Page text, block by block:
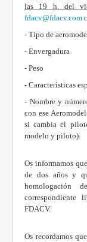
las 19 h. del
fdacv@fdacv.com
- Tipo de
- Envergadura
- Peso
- Características
- Nombre y
con ese
si cambia el
modelo y piloto).
Os informamos
de dos años y
homologación
correspondiente
FDACV.
Os recordamos